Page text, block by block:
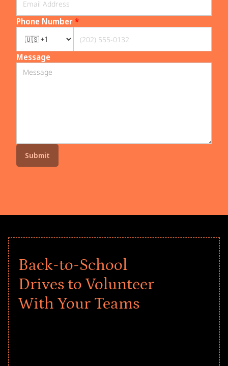
Phone Number*
Message
Back-to-School
Drives to Volunteer
With Your Teams